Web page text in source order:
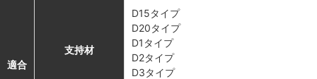
適合
支持材
D15タイプ
D20タイプ
D1タイプ
D2タイプ
D3タイプ